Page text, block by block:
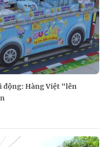
động: Hàng Việt "lên